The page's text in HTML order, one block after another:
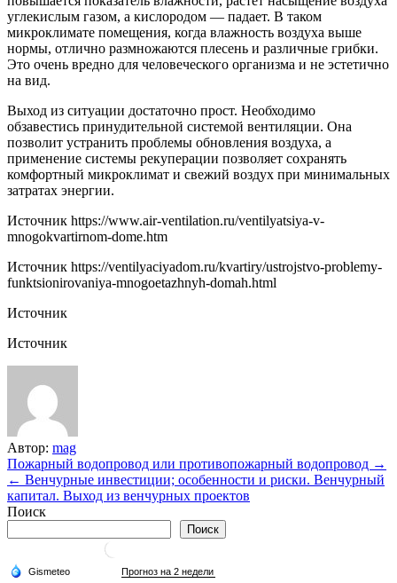
углекислым газом, а кислородом — падает. В таком
микроклимате помещения, когда влажность воздуха выше
нормы, отлично размножаются плесень и различные грибки.
Это очень вредно для человеческого организма и не эстетично
на вид.
Выход из ситуации достаточно прост. Необходимо
обзавестись принудительной системой вентиляции. Она
позволит устранить проблемы обновления воздуха, а
применение системы рекуперации позволяет сохранять
комфортный микроклимат и свежий воздух при минимальных
затратах энергии.
Источник https://www.air-ventilation.ru/ventilyatsiya-v-
mnogokvartirnom-dome.htm
Источник https://ventilyaciyadom.ru/kvartiry/ustrojstvo-problemy-
funktsionirovaniya-mnogoetazhnyh-domah.html
Источник
Источник
Автор: mag
Навигация
по
записям
Пожарный водопровод или противопожарный водопровод →
← Венчурные инвестиции; особенности и риски. Венчурный
капитал. Выход из венчурных проектов
Поиск
Поиск